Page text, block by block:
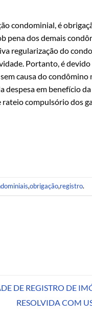
condominial, é
pena dos demais
regularização do
Portanto, é
causa do condômino
despesa em benefício
rateio compulsório dos
,obrigação,registro.
DE REGISTRO DE
RESOLVIDA COM